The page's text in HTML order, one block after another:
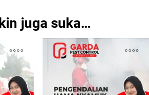
juga suka…